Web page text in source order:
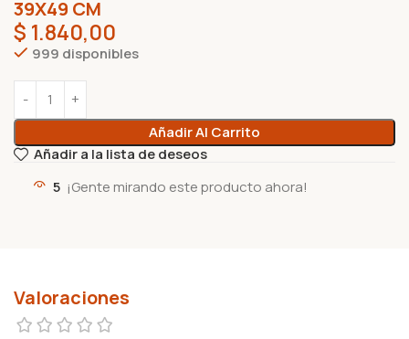
39X49 CM
$ 1.840,00
999 disponibles
Añadir Al Carrito
Añadir a la lista de deseos
5 ¡Gente mirando este producto ahora!
Valoraciones